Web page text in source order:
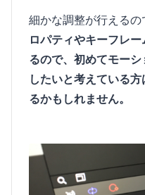
細かな調整が行えるの
ロパティやキーフレ
るので、初めてモー
したいと考えている
るかもしれません。